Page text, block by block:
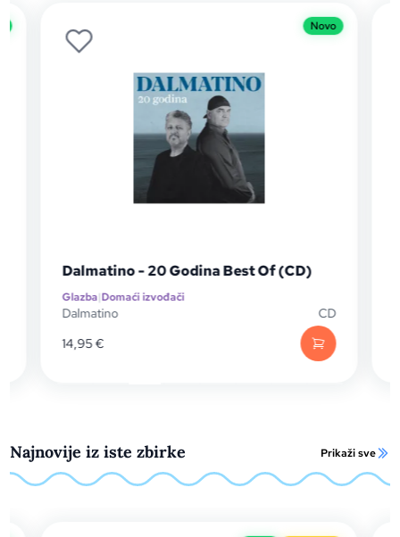
Novo
Dalmatino - 20 Godina Best Of (CD)
Glazba|Domaći izvođači
Dalmatino
CD
14,95€
Najnovije iz iste zbirke Prikaži sve